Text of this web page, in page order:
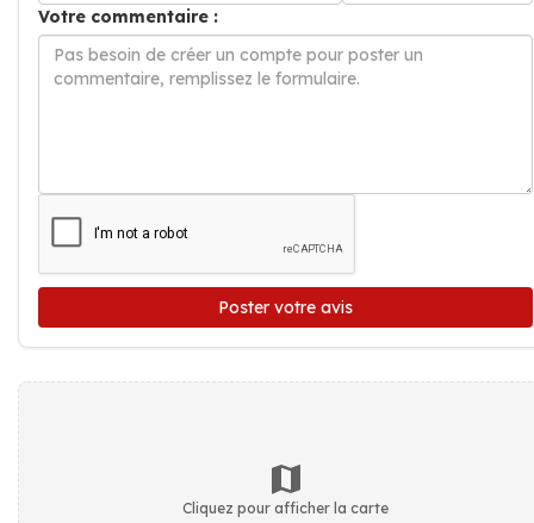
Votre commentaire :
Poster votre avis
Cliquez pour afficher la carte